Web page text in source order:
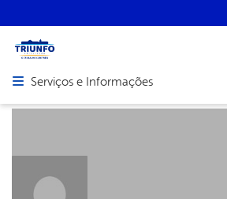
Abrir menu principal de navegação
Serviços e Informações